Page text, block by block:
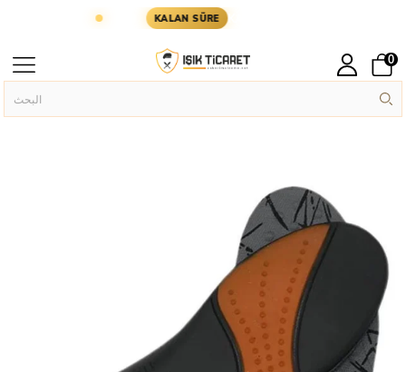
KALAN SÜRE KARGOYA YETİŞMESİ İÇİN KALAN
0
الصفحة الرئيسية